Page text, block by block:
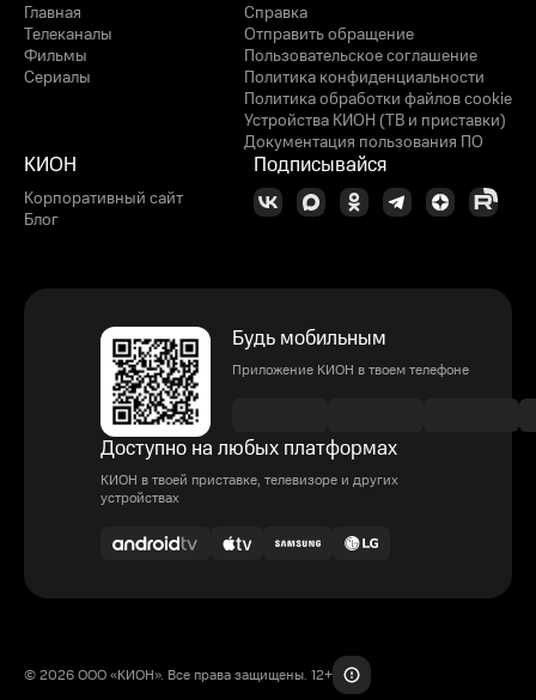
Главная
Телеканалы
Фильмы
Сериалы
Справка
Отправить обращение
Пользовательское соглашение
Политика конфиденциальности
Политика обработки файлов cookie
Устройства КИОН (ТВ и приставки)
Документация пользования ПО
КИОН
Корпоративный сайт
Блог
Подписывайся
Будь мобильным
Приложение КИОН в твоем телефоне
Доступно на любых платформах
КИОН в твоей приставке, телевизоре и других
устройствах
© 2026 ООО «КИОН». Все права защищены. 12+